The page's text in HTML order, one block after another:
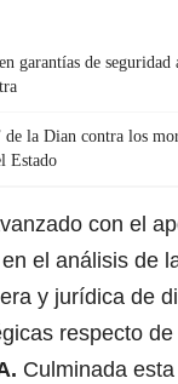
garantías de seguridad
de la Dian contra los
Estado
con el
el análisis de
y jurídica de
respecto
Culminada